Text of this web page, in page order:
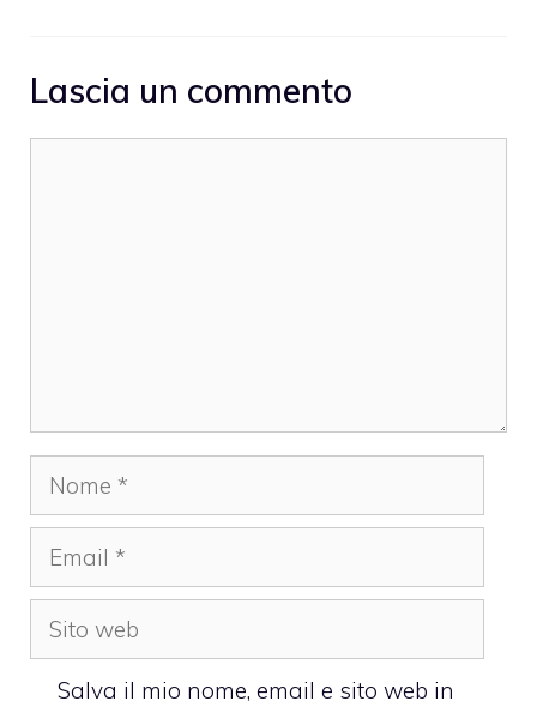
Lascia un commento
Nome
Email
Sito
web
Salva il mio nome, email e sito web in